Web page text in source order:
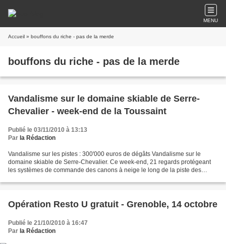
MENU
Accueil » bouffons du riche - pas de la merde
bouffons du riche - pas de la merde
Vandalisme sur le domaine skiable de Serre-
Chevalier - week-end de la Toussaint
Publié le 03/11/2010 à 13:13
Par la Rédaction
Vandalisme sur les pistes : 300'000 euros de dégâts Vandalisme sur le
domaine skiable de Serre-Chevalier. Ce week-end, 21 regards protégeant
les systèmes de commande des canons à neige le long de la piste des
Opération Resto U gratuit - Grenoble, 14 octobre
Publié le 21/10/2010 à 16:47
Par la Rédaction